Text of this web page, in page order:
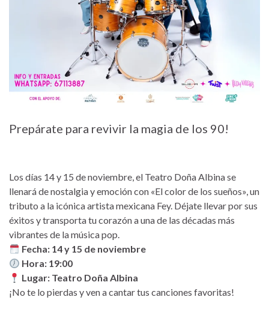
Prepárate para revivir la magia de los 90!
Los días 14 y 15 de noviembre, el Teatro Doña Albina se
llenará de nostalgia y emoción con «El color de los sueños», un
tributo a la icónica artista mexicana Fey. Déjate llevar por sus
éxitos y transporta tu corazón a una de las décadas más
vibrantes de la música pop.
Fecha: 14 y 15 de noviembre
Hora: 19:00
Lugar: Teatro Doña Albina
¡No te lo pierdas y ven a cantar tus canciones favoritas!